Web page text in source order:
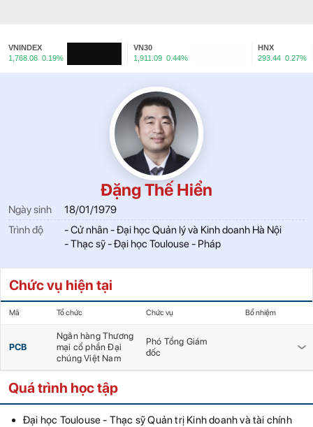
VNINDEX
1,768.06 0.19%
VN30
1,911.09 0.44%
HNX
293.44 0.27%
Đặng Thế Hiển
Ngày sinh
18/01/1979
Trình độ
- Cử nhân - Đại học Quản lý và Kinh doanh Hà Nội
- Thạc sỹ - Đại học Toulouse - Pháp
Chức vụ hiện tại
Mã Tổ chức Chức vụ Bổ nhiệm
PCB
Ngân hàng Thương
mại cổ phần Đại
chúng Việt Nam
Phó Tổng Giám
đốc
Quá trình học tập
Đại học Toulouse - Thạc sỹ Quản trị Kinh doanh và tài chính